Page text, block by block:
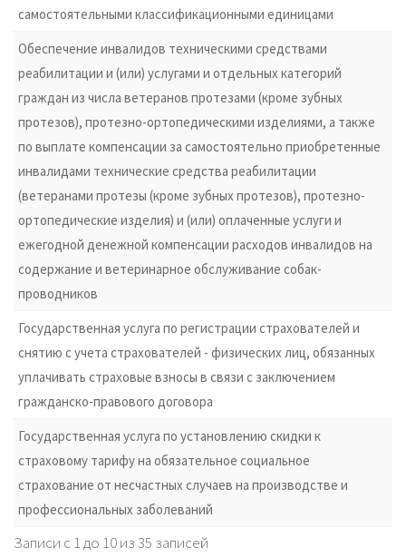
самостоятельными классификационными единицами
Обеспечение инвалидов техническими средствами
реабилитации и (или) услугами и отдельных категорий
граждан из числа ветеранов протезами (кроме зубных
протезов), протезно-ортопедическими изделиями, а также
по выплате компенсации за самостоятельно приобретенные
инвалидами технические средства реабилитации
(ветеранами протезы (кроме зубных протезов), протезно-
ортопедические изделия) и (или) оплаченные услуги и
ежегодной денежной компенсации расходов инвалидов на
содержание и ветеринарное обслуживание собак-
проводников
Государственная услуга по регистрации страхователей и
снятию с учета страхователей - физических лиц, обязанных
уплачивать страховые взносы в связи с заключением
гражданско-правового договора
Государственная услуга по установлению скидки к
страховому тарифу на обязательное социальное
страхование от несчастных случаев на производстве и
профессиональных заболеваний
Записи с 1 до 10 из 35 записей